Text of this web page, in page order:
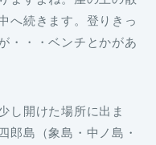
へ続きます。登りきっ
・・・ベンチとかがあ
し開けた場所に出ま
郎島（象島・中ノ島・